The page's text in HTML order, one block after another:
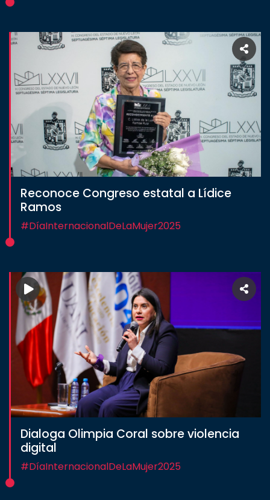
Internacionalización
Responsabilidad
Vinculación
Historia
Universiada
Nacional
Reconoce Congreso estatal a Lídice
Ramos
#DíaInternacionalDeLaMujer2025
Dialoga Olimpia Coral sobre violencia
digital
#DíaInternacionalDeLaMujer2025